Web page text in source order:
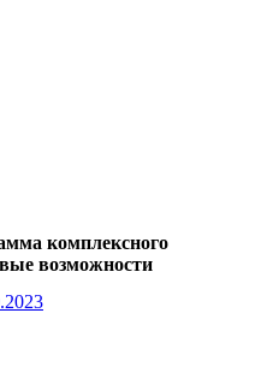
комплексного
возможности